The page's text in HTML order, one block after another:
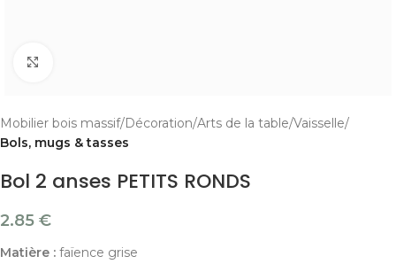
Mobilier bois massif Décoration Arts de la table Vaisselle
Bols, mugs & tasses
Bol 2 anses PETITS RONDS
2.85 €
Matière : faïence grise